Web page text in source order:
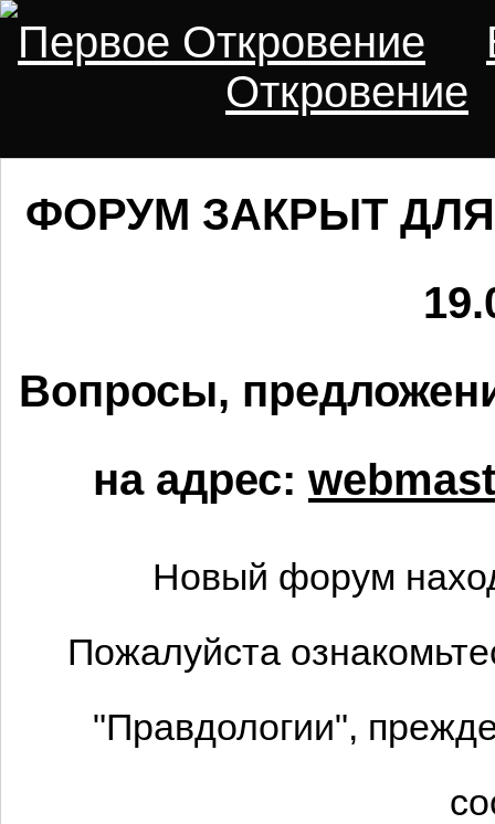
Первое Откровение
Откровение
ФОРУМ ЗАКРЫТ
Вопросы,
на адрес:
Новый форум
Пожалуйста
"Правдологии",